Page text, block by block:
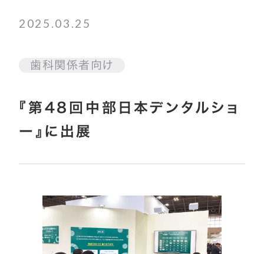
2025.03.25
歯科関係者向け
『第48回中部日本デンタルショ
ー』に出展